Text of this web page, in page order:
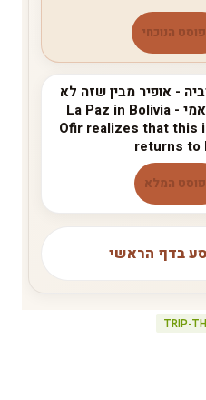
הנוכחי
- אופיר מבין שזה לא
זה וחוזר למיאמי La Paz in Bolivia -
Ofir realizes that this
returns to
המלא
בדף הראשי
TRIP-